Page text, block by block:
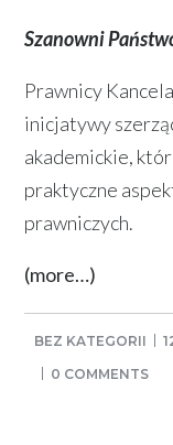
Szanowni
Prawnicy
inicjatywy
akademickie,
praktyczne
prawniczych.
(more…)
BEZ KATEGORII
0 COMMENTS